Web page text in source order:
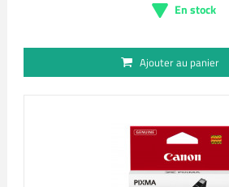
En stock
Ajouter au panier